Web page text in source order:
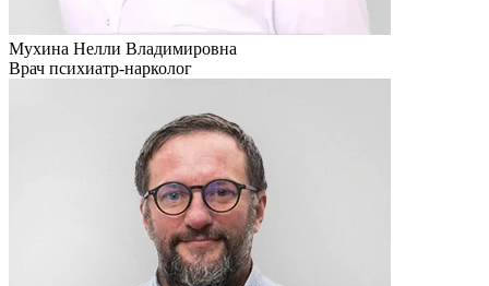
Мухина Нелли Владимировна
Врач психиатр-нарколог